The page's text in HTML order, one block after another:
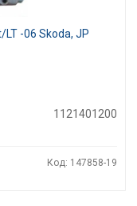
-06 Skoda, JP
1121401200
Код: 147858-19